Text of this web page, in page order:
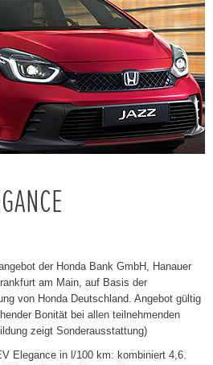
der Honda Bank GmbH, Hanauer
am Main, auf Basis der
von Honda Deutschland. Angebot gültig
Bonität bei allen teilnehmenden
zeigt Sonderausstattung)
Elegance in l/100 km: kombiniert 4,6.